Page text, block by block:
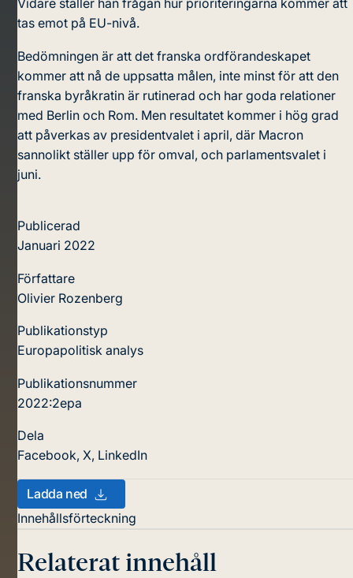
Vidare ställer han frågan hur prioriteringarna kommer att
tas emot på EU-nivå.
Bedömningen är att det franska ordförandeskapet
kommer att nå de uppsatta målen, inte minst för att den
franska byråkratin är rutinerad och har goda relationer
med Berlin och Rom. Men resultatet kommer i hög grad
att påverkas av presidentvalet i april, där Macron
sannolikt ställer upp för omval, och parlamentsvalet i
juni.
Publicerad
Januari 2022
Författare
Olivier Rozenberg
Publikationstyp
Europapolitisk analys
Publikationsnummer
2022:2epa
Dela
Facebook,X, LinkedIn
Ladda ned
Innehållsförteckning
Relaterat innehåll